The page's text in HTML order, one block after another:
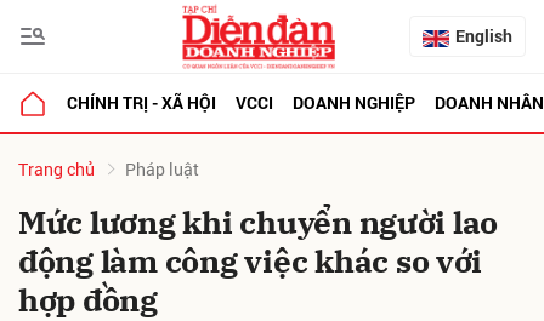
English
CHÍNH TRỊ - XÃ HỘI VCCI DOANH NGHIỆP DOANH NHÂN
Trang chủ Pháp luật
Mức lương khi chuyển người lao
động làm công việc khác so với
hợp đồng
luận